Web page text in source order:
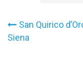
Bericht
San Quirico
Siena